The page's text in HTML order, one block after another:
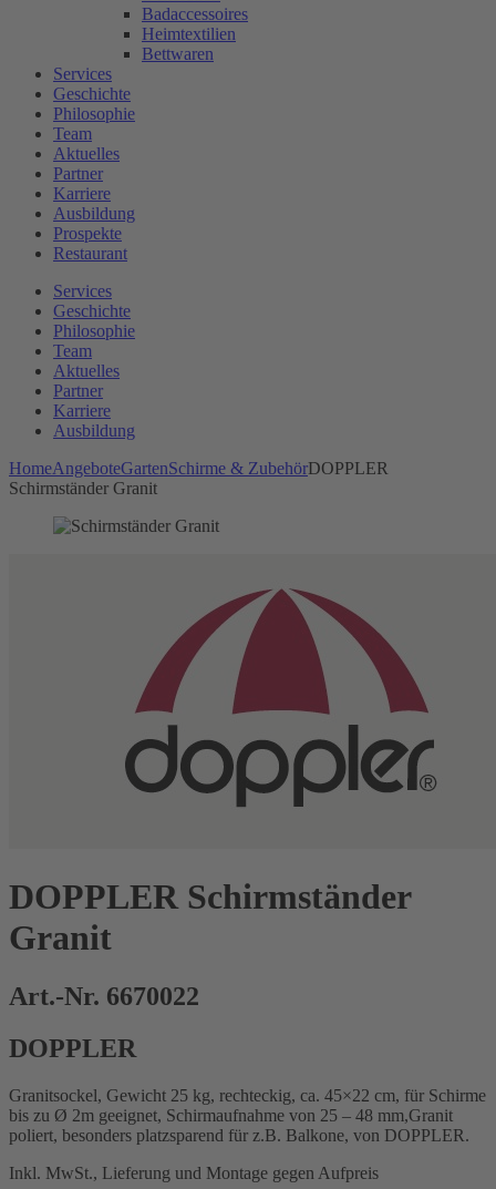
Badaccessoires
Heimtextilien
Bettwaren
Services
Geschichte
Philosophie
Team
Aktuelles
Partner
Karriere
Ausbildung
Prospekte
Restaurant
Services
Geschichte
Philosophie
Team
Aktuelles
Partner
Karriere
Ausbildung
HomeAngeboteGartenSchirme & ZubehörDOPPLER
Schirmständer Granit
DOPPLER Schirmständer
Granit
Art.-Nr. 6670022
DOPPLER
Granitsockel, Gewicht 25 kg, rechteckig, ca. 45×22 cm, für Schirme
bis zu Ø 2m geeignet, Schirmaufnahme von 25 – 48 mm,Granit
poliert, besonders platzsparend für z.B. Balkone, von DOPPLER.
Inkl. MwSt., Lieferung und Montage gegen Aufpreis